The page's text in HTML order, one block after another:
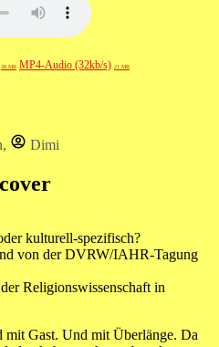
38 MB MP4-Audio (32kb/s) 21 MB
, Dimi
kulturell-spezifisch?
von der DVRW/IAHR-Tagung
Religionswissenschaft in
Gast. Und mit Überlänge. Da